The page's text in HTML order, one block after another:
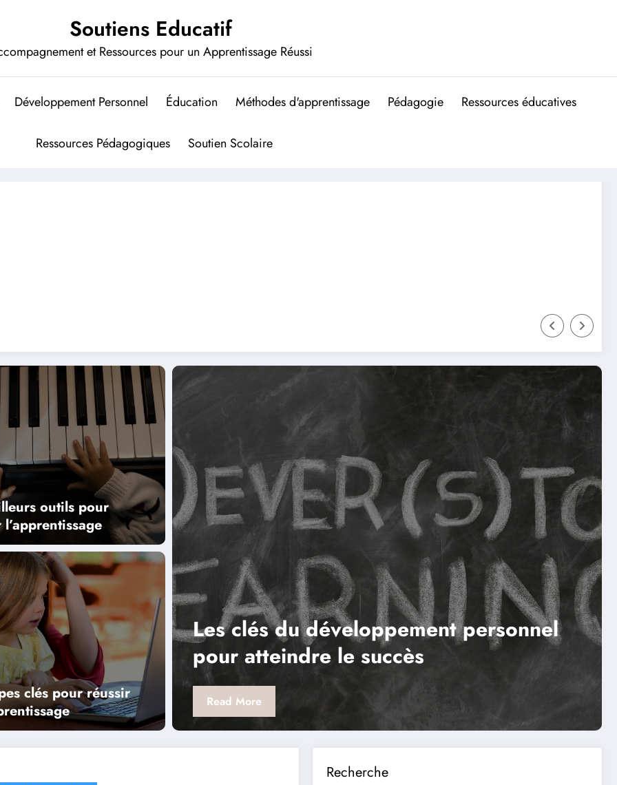
Soutiens Educatif
et Ressources pour un Apprentissage Réussi
Développement Personnel Éducation Méthodes d'apprentissage Pédagogie Ressources éducatives
Ressources Pédagogiques Soutien Scolaire
outils pour
clés pour réussir
personnel
Les bienfaits du développement
personnel sur la santé mentale et
physique
Recherche